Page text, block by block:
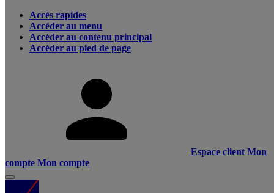
Accès rapides
Accéder au menu
Accéder au contenu principal
Accéder au pied de page
Espace client Mon
compte Mon compte